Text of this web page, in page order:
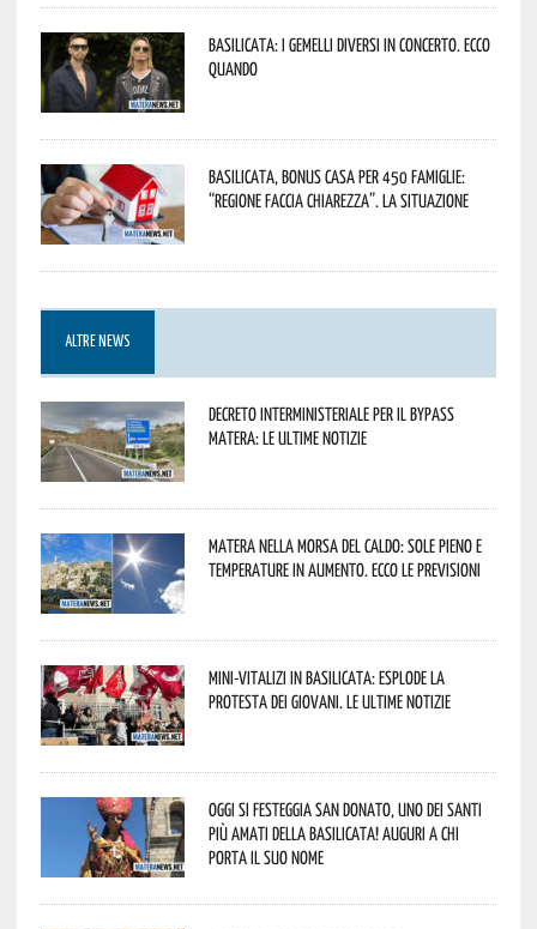
Basilicata: i Gemelli DiVersi in concerto. Ecco
quando
Basilicata, Bonus casa per 450 famiglie:
“Regione faccia chiarezza”. La situazione
ALTRE NEWS
Decreto interministeriale per il Bypass
Matera: le ultime notizie
Matera nella morsa del caldo: sole pieno e
temperature in aumento. Ecco le previsioni
Mini-vitalizi in Basilicata: esplode la
protesta dei giovani. Le ultime notizie
Oggi si festeggia San Donato, uno dei Santi
più amati della Basilicata! Auguri a chi
porta il suo nome